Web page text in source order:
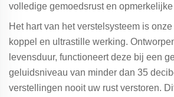
volledige gemoedsrust en
Het hart van het verstelsysteem is
koppel en ultrastille werking.
levensduur, functioneert deze bij een
geluidsniveau van minder dan 35
verstellingen nooit uw rust verstoren.